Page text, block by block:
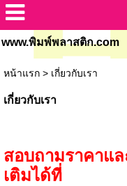
www.พิมพ์พลาสติก.com
หน้าแรก> เกี่ยวกับเรา
เกี่ยวกับเรา
สอบถามราคาแล
เติมได้ที่